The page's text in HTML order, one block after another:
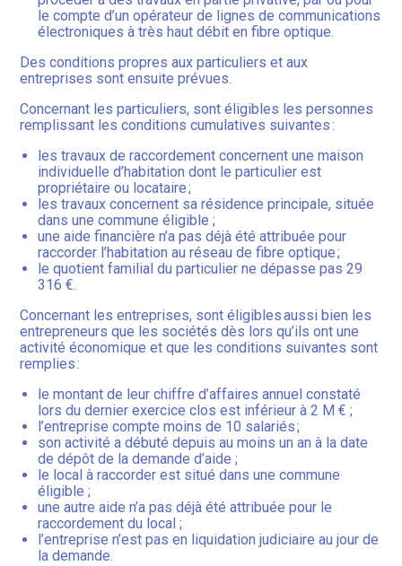
le compte d’un opérateur de lignes de communications
électroniques à très haut débit en fibre optique.
Des conditions propres aux particuliers et aux
entreprises sont ensuite prévues.
Concernant les particuliers, sont éligibles les personnes
remplissant les conditions cumulatives suivantes :
les travaux de raccordement concernent une maison
individuelle d’habitation dont le particulier est
propriétaire ou locataire ;
les travaux concernent sa résidence principale, située
dans une commune éligible ;
une aide financière n’a pas déjà été attribuée pour
raccorder l’habitation au réseau de fibre optique ;
le quotient familial du particulier ne dépasse pas 29
316 €.
Concernant les entreprises, sont éligibles aussi bien les
entrepreneurs que les sociétés dès lors qu’ils ont une
activité économique et que les conditions suivantes sont
remplies :
le montant de leur chiffre d’affaires annuel constaté
lors du dernier exercice clos est inférieur à 2 M € ;
l’entreprise compte moins de 10 salariés ;
son activité a débuté depuis au moins un an à la date
de dépôt de la demande d’aide ;
le local à raccorder est situé dans une commune
éligible ;
une autre aide n’a pas déjà été attribuée pour le
raccordement du local ;
l’entreprise n’est pas en liquidation judiciaire au jour de
la demande.